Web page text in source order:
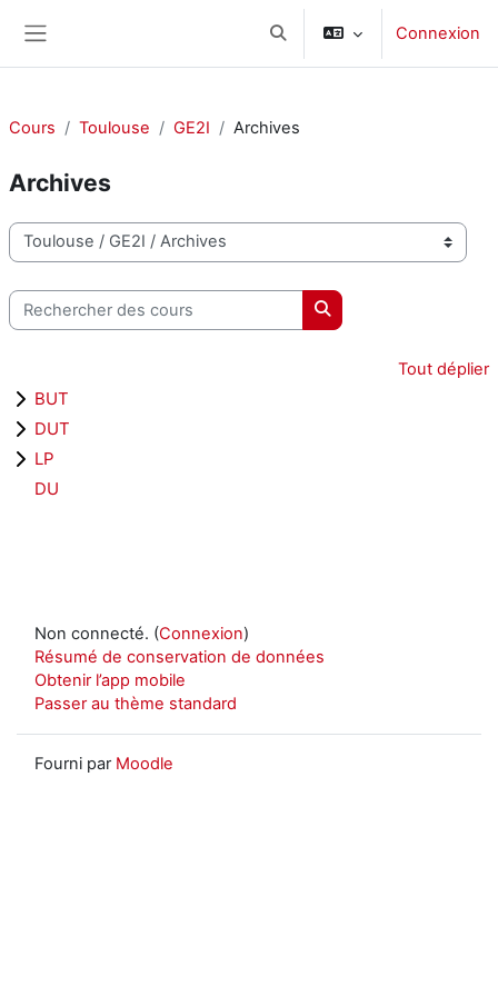
Activer/désactiver la saisie
Connexion
Cours Toulouse GE2I Archives
Archives
Catégories de cours
Rechercher des cours
Rechercher des cours
Tout déplier
BUT
DUT
LP
DU
Non connecté. (Connexion)
Résumé de conservation de données
Obtenir l’app mobile
Passer au thème standard
Fourni par Moodle